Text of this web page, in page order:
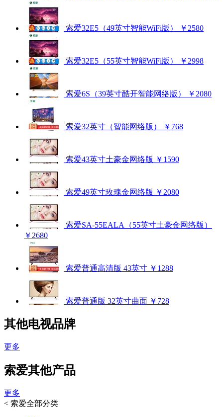
索爱32E5（49英寸智能WiFi版） ￥2580
索爱32E5（55英寸智能WiFi版） ￥2998
索爱6S（39英寸酷开智能网络版） ￥2080
索爱32英寸（智能网络版） ￥768
索爱43英寸土豪金网络版 ￥1590
索爱49英寸玫瑰金网络版 ￥2080
索爱SA-55EALA（55英寸土豪金网络版）
￥2680
索爱普通高清版 43英寸 ￥1288
索爱普通版 32英寸曲面 ￥728
其他电视品牌
更多
索爱其他产品
更多
< 索爱全部分类